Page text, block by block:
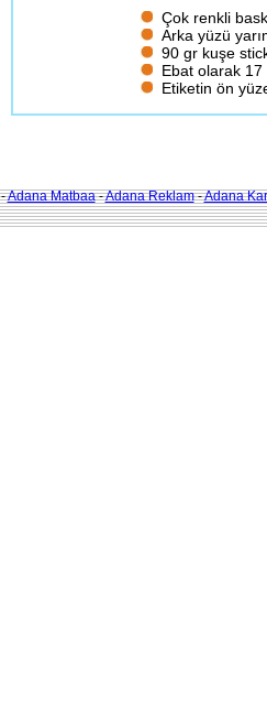
Çok renkli
Arka yüzü
90 gr kuşe
Ebat olarak 17
Etiketin ön
Adana Matbaa-Adana Reklam-Adana